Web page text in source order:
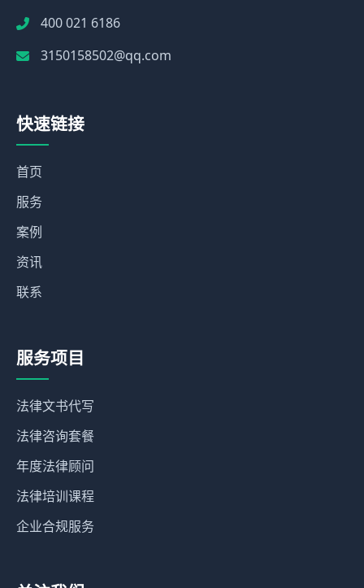
400 021 6186
3150158502@qq.com
快速链接
首页
服务
案例
资讯
联系
服务项目
法律文书代写
法律咨询套餐
年度法律顾问
法律培训课程
企业合规服务